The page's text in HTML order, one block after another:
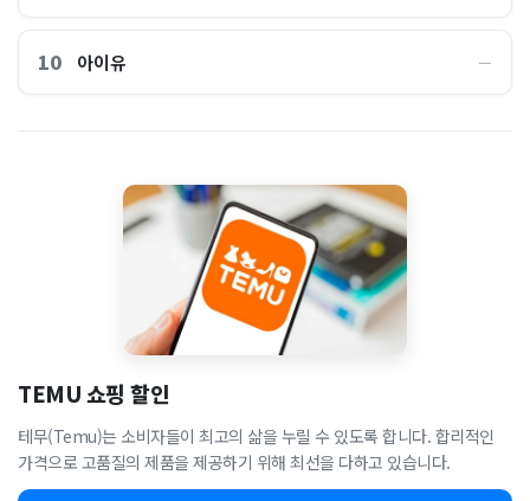
10 아이유 ―
TEMU 쇼핑 할인
테무(Temu)는 소비자들이 최고의 삶을 누릴 수 있도록 합니다. 합리적인
가격으로 고품질의 제품을 제공하기 위해 최선을 다하고 있습니다.